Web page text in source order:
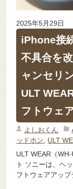
2025年5月29日
iPhone接
不具合を
ャンセリ
ULT
フトウェ
よしおくん
ッドホン, ULT
ULT WEAR（
ト ソニーは、ヘ
フトウェアアップ